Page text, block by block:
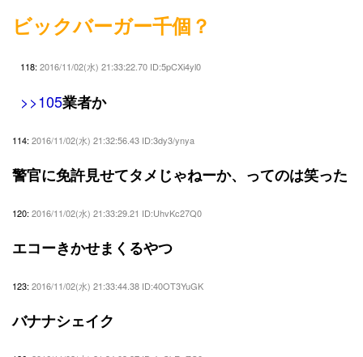
ビックバーガー千個？
118: 2016/11/02(水) 21:33:22.70 ID:5pCXi4yl0
>>105業者か
114: 2016/11/02(水) 21:32:56.43 ID:3dy3/ynya
警官に免許見せてタメじゃねーか、ってのは笑った
120: 2016/11/02(水) 21:33:29.21 ID:UhvKc27Q0
エコーきかせまくるやつ
123: 2016/11/02(水) 21:33:44.38 ID:40OT3YuGK
バナナシェイク